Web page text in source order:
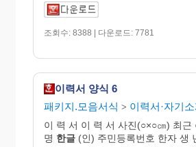
조회수: 8388 | 다운로드: 7781
이력서 양식 6
패키지.모음서식 > 이력서·자기
이 력 서 이 력 서 사진(○×○㎝) 최근
명 한글 (인) 주민등록번호 한자 생